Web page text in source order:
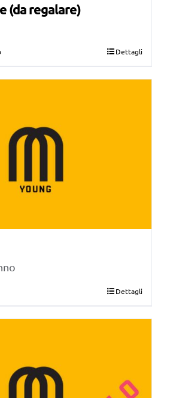
(da regalare)
Dettagli
Dettagli